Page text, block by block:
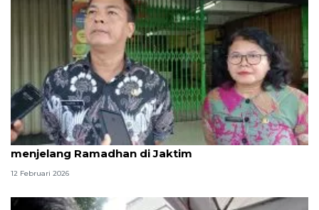
Bakal ada pasar murah di sejumlah lokasi
menjelang Ramadhan di Jaktim
12 Februari 2026